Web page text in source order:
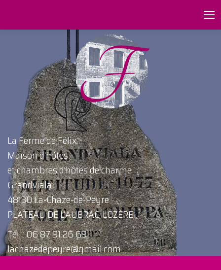
La Ferme de Félix
Maison d’hôtes
et chambres d’hôtes de charme
Grandviala
48130 La-Chaze-de-Peyre
PLATEAU DE L’AUBRAC, LOZÈRE
Tél. : 06 87 91 26 69
lachazedepeyre@gmail.com